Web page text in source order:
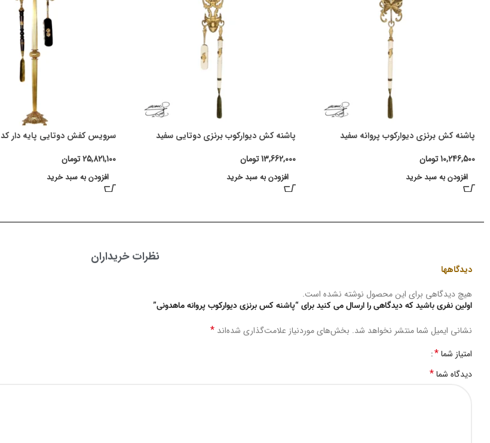
پاشنه کش برنزی دیوارکوب پروانه سفید
10,246,500تومان
افزودن به سبد خرید
پاشنه کش دیوارکوب برنزی دوتایی سفید
13,662,000 تومان
افزودن به سبد خرید
سرویس کفش دوتایی پایه دار کد 2001
25,821,100تومان
افزودن به سبد خرید
نظرات خریداران
دیدگاهها
هیچ دیدگاهی برای این محصول نوشته نشده است.
اولین نفری باشید که دیدگاهی را ارسال می کنید برای “پاشنه کس برنزی دیوارکوب پروانه ماهدونی”
نشانی ایمیل شما منتشر نخواهد شد. بخش‌های موردنیاز علامت‌گذاری شده‌اند *
امتیاز شما*
دیدگاه شما*